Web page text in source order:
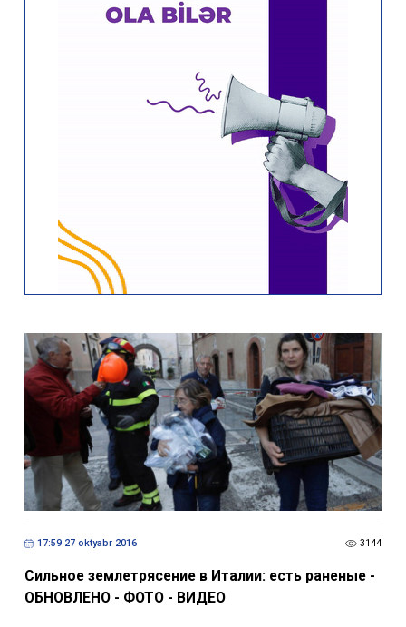
17:59 27 oktyabr 2016 3144
Сильное землетрясение в Италии: есть раненые -
ОБНОВЛЕНО - ФОТО - ВИДЕО